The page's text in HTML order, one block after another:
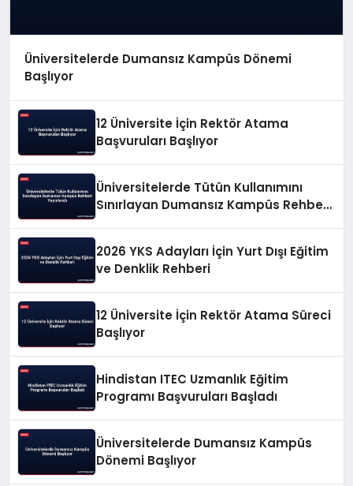
Üniversitelerde Dumansız Kampüs Dönemi
Başlıyor
12 Üniversite İçin Rektör Atama
Başvuruları Başlıyor
Üniversitelerde Tütün Kullanımını
Sınırlayan Dumansız Kampüs Rehberi
2026 YKS Adayları İçin Yurt Dışı Eğitim
ve Denklik Rehberi
12 Üniversite İçin Rektör Atama Süreci
Başlıyor
Hindistan ITEC Uzmanlık Eğitim
Programı Başvuruları Başladı
Üniversitelerde Dumansız Kampüs
Dönemi Başlıyor